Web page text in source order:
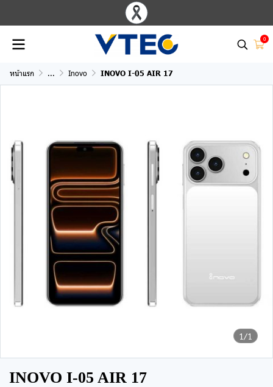
0
หน้าแรก ... Inovo INOVO I-05 AIR 17
1/1
INOVO I-05 AIR 17